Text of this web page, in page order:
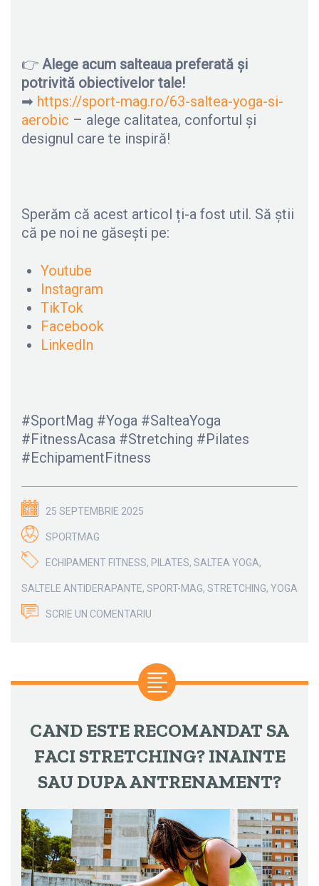
👉 Alege acum salteaua preferată și
potrivită obiectivelor tale!
➡ https://sport-mag.ro/63-saltea-yoga-si-
aerobic – alege calitatea, confortul și
designul care te inspiră!
Sperăm că acest articol ți-a fost util. Să știi
că pe noi ne găsești pe:
Youtube
Instagram
TikTok
Facebook
LinkedIn
#SportMag #Yoga #SalteaYoga
#FitnessAcasa #Stretching #Pilates
#EchipamentFitness
25 SEPTEMBRIE 2025
SPORTMAG
ECHIPAMENT FITNESS, PILATES, SALTEA YOGA,
SALTELE ANTIDERAPANTE, SPORT-MAG, STRETCHING, YOGA
SCRIE UN COMENTARIU
CAND ESTE RECOMANDAT SA
FACI STRETCHING? INAINTE
SAU DUPA ANTRENAMENT?